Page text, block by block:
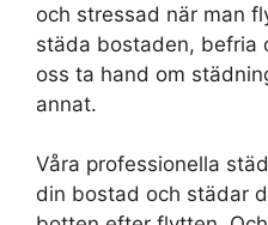
och stressad när man
städa bostaden, befria
oss ta hand om
annat.
Våra professionella
din bostad och städar